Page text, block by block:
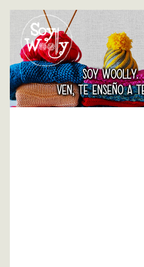
SOY WOOLLY.
VEN, TE ENSEÑO A